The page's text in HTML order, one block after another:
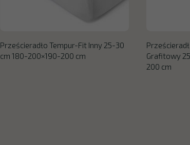
Prześcieradło Tempur-Fit Inny 25-30
cm 180-200×190-200 cm
Grafitowy
200 cm